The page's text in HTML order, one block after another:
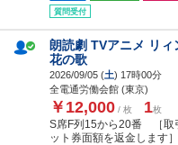
質問受付
朗読劇 TVアニメ リ
花の歌
2026/09/05 (土) 17時00分
全電通労働会館 (東京)
￥12,000 / 枚 1枚
S席F列15から20番 ［取
ット券面額を返金します